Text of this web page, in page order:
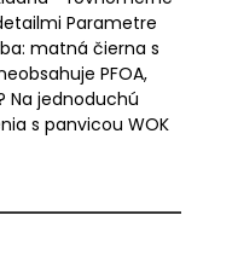
Parametre
matná čierna s
PFOA,
Na jednoduchú
s panvicou WOK